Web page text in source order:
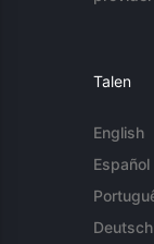
Talen
English
Español
Deutsch